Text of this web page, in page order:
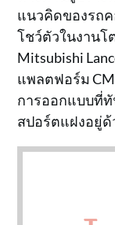
แนวคิดของรถค
โชว์ตัวในงานโ
Mitsubishi
แพลตฟอร์ม
การออกแบบที่
สปอร์ตแฝงอยู่ด้